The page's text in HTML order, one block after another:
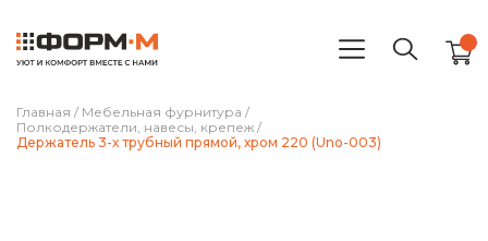
Главная / Мебельная фурнитура /
Полкодержатели, навесы, крепеж /
Держатель 3-х трубный прямой, хром 220 (Uno-003)